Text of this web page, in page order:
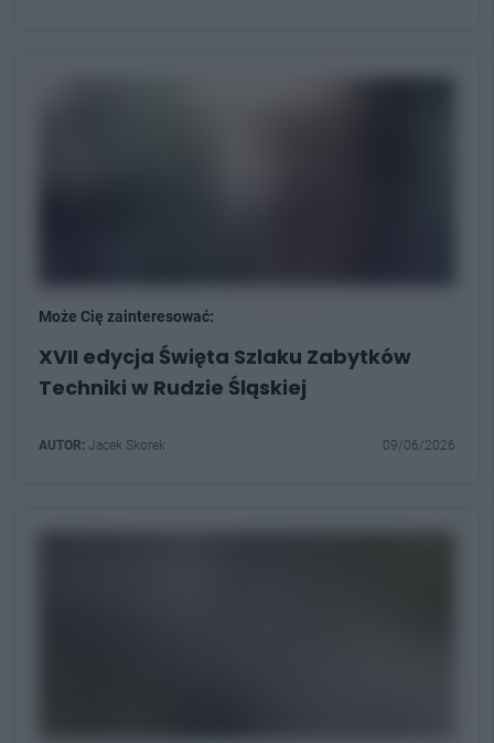
Może Cię zainteresować:
XVII edycja Święta Szlaku Zabytków
Techniki w Rudzie Śląskiej
AUTOR: Jacek Skorek 09/06/2026